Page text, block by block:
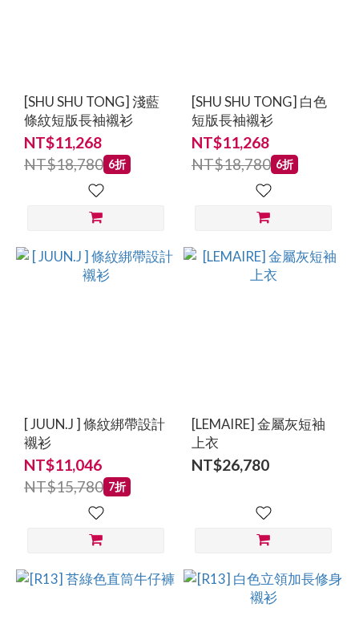
[SHU SHU TONG] 淺藍
條紋短版長袖襯衫
NT$11,268
NT$18,780 6折
[SHU SHU TONG] 白色
短版長袖襯衫
NT$11,268
NT$18,780 6折
[ JUUN.J ] 條紋綁帶設計
襯衫
NT$11,046
NT$15,780 7折
[LEMAIRE] 金屬灰短袖
上衣
NT$26,780